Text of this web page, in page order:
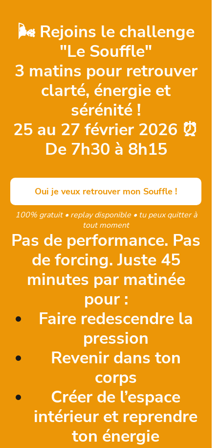
🌬️ Rejoins le challenge
"Le Souffle"
3 matins pour retrouver
clarté, énergie et
sérénité !
25 au 27 février 2026 ⏰
De 7h30 à 8h15
Oui je veux retrouver mon Souffle !
100% gratuit • replay disponible • tu peux quitter à
tout moment
Pas de performance. Pas
de forcing. Juste 45
minutes par matinée
pour :
Faire redescendre la
pression
Revenir dans ton
corps
Créer de l’espace
intérieur et reprendre
ton énergie